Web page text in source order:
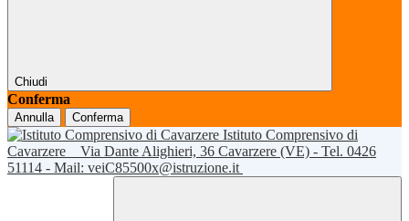
Chiudi
Conferma
Annulla Conferma
Istituto Comprensivo di
Cavarzere
Via Dante Alighieri, 36 Cavarzere (VE) - Tel. 0426
51114 - Mail: veiC85500x@istruzione.it